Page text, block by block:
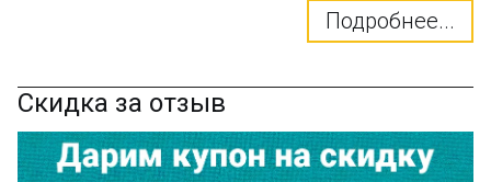
Подробнее...
Скидка за отзыв